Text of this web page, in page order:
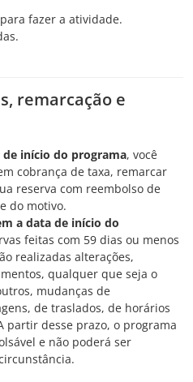
fazer a atividade.
remarcação e
de início do programa, você
cobrança de taxa, remarcar
reserva com reembolso de
do motivo.
a data de início do
feitas com 59 dias ou menos
realizadas alterações,
qualquer que seja o
mudanças de
de traslados, de horários
partir desse prazo, o programa
e não poderá ser